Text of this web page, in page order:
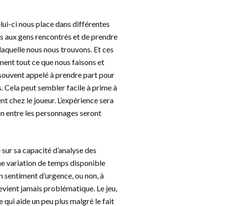
ci nous place dans différentes
aux gens rencontrés et de prendre
nous nous trouvons. Et ces
tout ce que nous faisons et
appelé à prendre part pour
Cela peut sembler facile à prime à
le joueur. L’expérience sera
entre les personnages seront
sa capacité d’analyse des
variation de temps disponible
d’urgence, ou non, à
jamais problématique. Le jeu,
qui aide un peu plus malgré le fait